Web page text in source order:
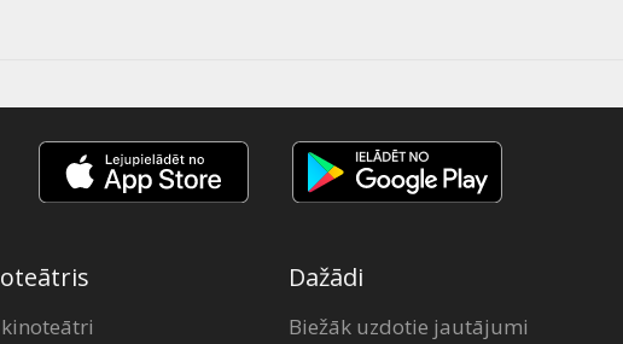
Dažādi
Biežāk uzdotie jautājumi